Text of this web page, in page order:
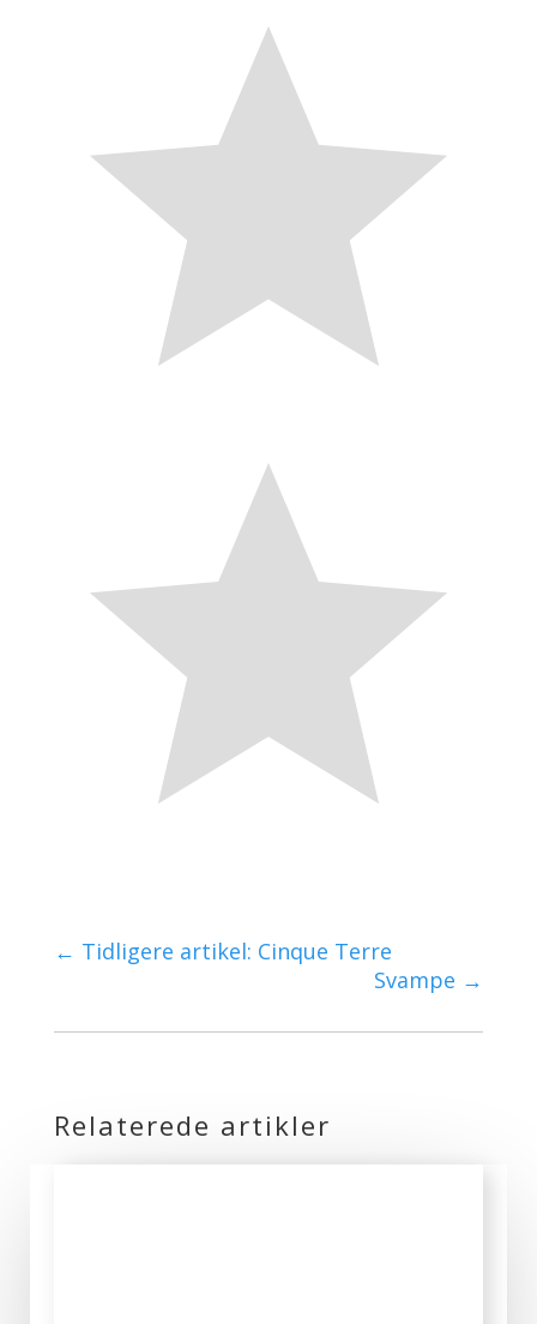
← Tidligere artikel: Cinque Terre
Svampe →
Relaterede artikler